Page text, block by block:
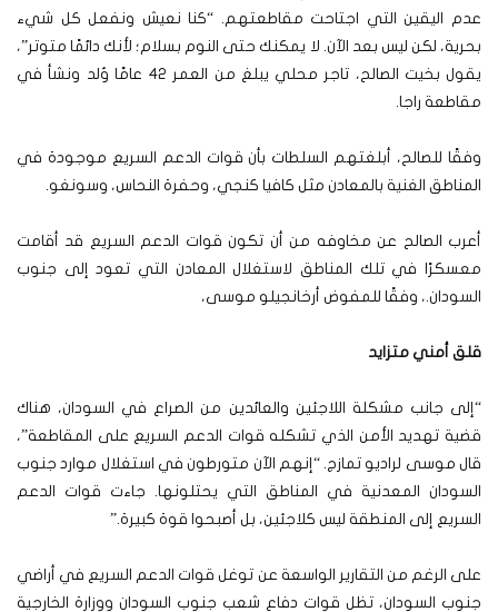
عدم اليقين التي اجتاحت مقاطعتهم. “كنا نعيش ونفعل كل شيء
بحرية، لكن ليس بعد الآن. لا يمكنك حتى النوم بسلام؛ لأنك دائمًا متوتر”،
يقول بخيت الصالح، تاجر محلي يبلغ من العمر 42 عامًا وُلد ونشأ في
مقاطعة راجا.
وفقًا للصالح، أبلغتهم السلطات بأن قوات الدعم السريع موجودة في
المناطق الغنية بالمعادن مثل كافيا كنجي، وحفرة النحاس، وسونغو.
أعرب الصالح عن مخاوفه من أن تكون قوات الدعم السريع قد أقامت
معسكرًا في تلك المناطق لاستغلال المعادن التي تعود إلى جنوب
السودان.، وفقًا للمفوض أرخانجيلو موسى،
قلق أمني متزايد
“إلى جانب مشكلة اللاجئين والعائدين من الصراع في السودان، هناك
قضية تهديد الأمن الذي تشكله قوات الدعم السريع على المقاطعة”،
قال موسى لراديو تمازج. “إنهم الآن متورطون في استغلال موارد جنوب
السودان المعدنية في المناطق التي يحتلونها. جاءت قوات الدعم
السريع إلى المنطقة ليس كلاجئين، بل أصبحوا قوة كبيرة.”
على الرغم من التقارير الواسعة عن توغل قوات الدعم السريع في أراضي
جنوب السودان، تظل قوات دفاع شعب جنوب السودان ووزارة الخارجية